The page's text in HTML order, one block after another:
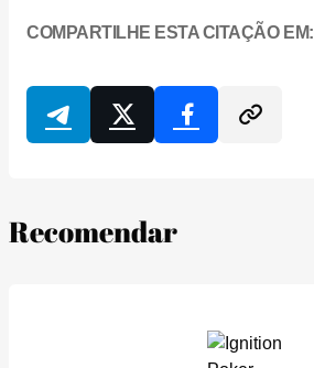
COMPARTILHE ESTA CITAÇÃO EM:
Recomendar